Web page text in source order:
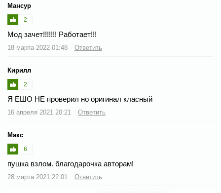
Мансур
2
Мод зачет!!!!!!! Работает!!!
18 марта 2022 01:48 Ответить
Кирилл
2
Я ЕШО НЕ проверил но оригинал класный
16 апреля 2021 20:21 Ответить
Макс
6
пушка взлом. благодарочка авторам!
28 марта 2021 22:01 Ответить